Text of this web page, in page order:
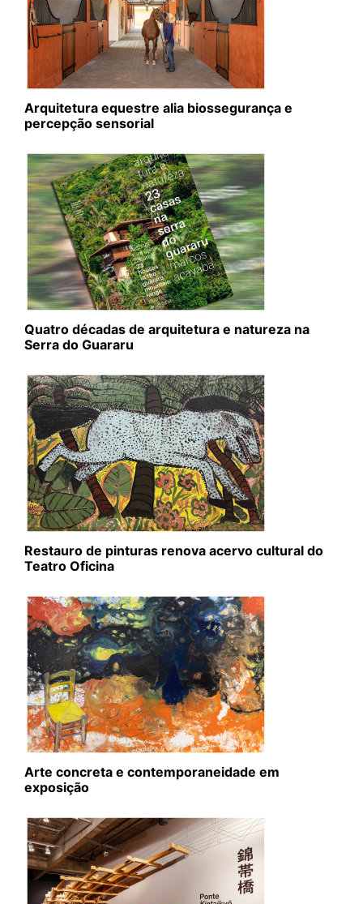
Arquitetura equestre alia biossegurança e
percepção sensorial
Quatro décadas de arquitetura e natureza na
Serra do Guararu
Restauro de pinturas renova acervo cultural do
Teatro Oficina
Arte concreta e contemporaneidade em
exposição